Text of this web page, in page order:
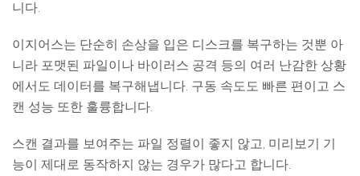
니다.
이지어스는 단순히 손상을 입은 디스크를 복구하는 것뿐 아
니라 포맷된 파일이나 바이러스 공격 등의 여러 난감한 상황
에서도 데이터를 복구해냅니다. 구동 속도도 빠른 편이고 스
캔 성능 또한 훌륭합니다.
스캔 결과를 보여주는 파일 정렬이 좋지 않고, 미리보기 기
능이 제대로 동작하지 않는 경우가 많다고 합니다.